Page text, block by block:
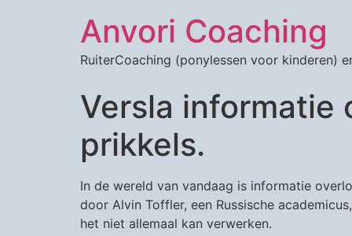
Anvori Coaching
RuiterCoaching (ponylessen voor kinderen)
Versla informatie
prikkels.
In de wereld van vandaag is informatie
door Alvin Toffler, een Russische
het niet allemaal kan verwerken.